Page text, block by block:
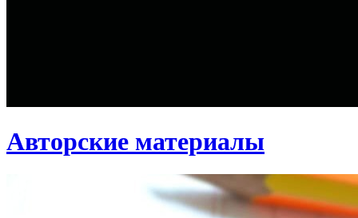
Авторские материалы